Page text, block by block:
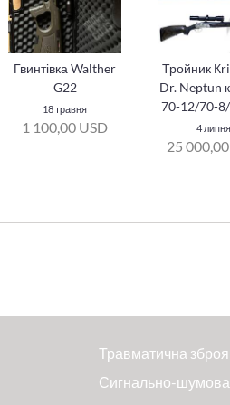
Гвинтівка Walther
G22
18 травня
1 100,00 USD
Тройник
Dr. Neptun
70-12/70-8/
4 липня
25
Травматична зброя
Сигнально-шумова